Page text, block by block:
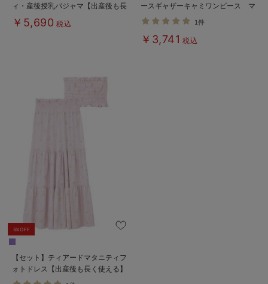
ィ・産後授乳パジャマ【出産後も長
く使える】
￥5,690 税込
ースギャザーキャミワンピース マ
タニティ・授乳服【出産後も長く使
1件
￥3,741 税込
5%OFF
【セット】ティアードマタニティフ
ォトドレス【出産後も長く使える】